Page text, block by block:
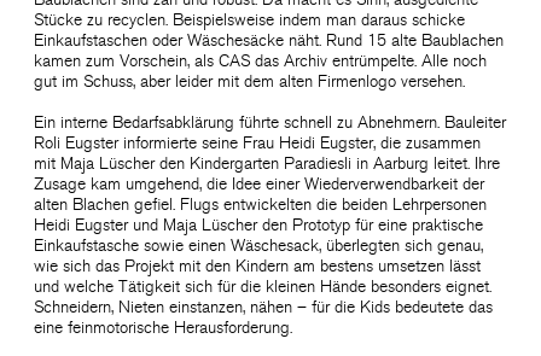
Stücke zu recyclen. Beispielsweise indem man daraus schicke
Einkaufstaschen oder Wäschesäcke näht. Rund 15 alte Baublachen
kamen zum Vorschein, als CAS das Archiv entrümpelte. Alle noch
gut im Schuss, aber leider mit dem alten Firmenlogo versehen.
Ein interne Bedarfsabklärung führte schnell zu Abnehmern. Bauleiter
Roli Eugster informierte seine Frau Heidi Eugster, die zusammen
mit Maja Lüscher den Kindergarten Paradiesli in Aarburg leitet. Ihre
Zusage kam umgehend, die Idee einer Wiederverwendbarkeit der
alten Blachen gefiel. Flugs entwickelten die beiden Lehrpersonen
Heidi Eugster und Maja Lüscher den Prototyp für eine praktische
Einkaufstasche sowie einen Wäschesack, überlegten sich genau,
wie sich das Projekt mit den Kindern am bestens umsetzen lässt
und welche Tätigkeit sich für die kleinen Hände besonders eignet.
Schneidern, Nieten einstanzen, nähen – für die Kids bedeutete das
eine feinmotorische Herausforderung.